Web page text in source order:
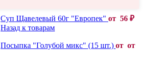
Суп Щавелевый 60г "Европек" от 56 ₽
Назад к товарам
Посыпка "Голубой микс" (15 шт.) от от